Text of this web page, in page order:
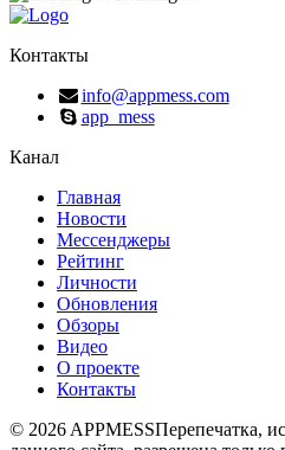
Контакты
info@appmess.com
app_mess
Канал
Главная
Новости
Мессенджеры
Рейтинг
Личности
Обновления
Обзоры
Видео
О проекте
Контакты
© 2026 APPMESSПерепечатка,